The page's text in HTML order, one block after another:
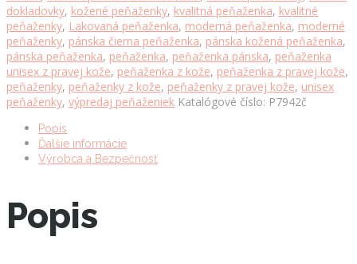
farbe
množstvo
dokladovky, kožené peňaženky, kvalitná peňaženka, kvalitné
peňaženky, Lakovaná peňaženka, moderná peňaženka, moderné
peňaženky, pánska čierna peňaženka, pánska kožená peňaženka,
pánska peňaženka, peňaženka, peňaženka pánska, peňaženka
unisex z pravej kože, peňaženka z kože, peňaženka z pravej kože,
peňaženky, peňaženky z kože, peňaženky z pravej kože, unisex
peňaženky, výpredaj peňaženiek Katalógové číslo: P7942č
Popis
Ďalšie informácie
Výrobca a Bezpečnosť
Popis